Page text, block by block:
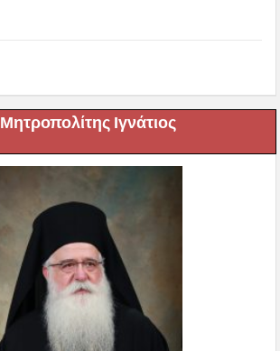
Μητροπολίτης Ιγνάτιος